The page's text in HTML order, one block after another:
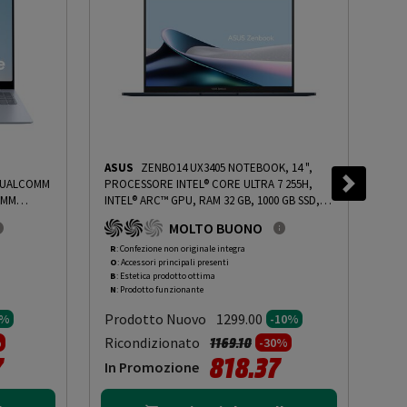
16 GB,
HOME
da
ASUS ZENBO14 UX3405 NOTEBOOK, 14 ",
PROCESSORE INTEL® CORE ULTRA 7 255H,
INTEL® ARC™ GPU, RAM 32 GB, 1000 GB SSD,
BLUE, WINDOWS 11 HOME - PRMG GRADING
ROBN - 10% -PRMG GRADING ROBN - 10%
MOLTO BUONO
R: Confezione non originale integra
O: Accessori principali presenti
B: Estetica prodotto ottima
N: Prodotto funzionante
Prodotto Nuovo 1299.00 -10%
Ricondizionato Prezzo ridotto da
1169.10a-30%
In Promozione 818.37